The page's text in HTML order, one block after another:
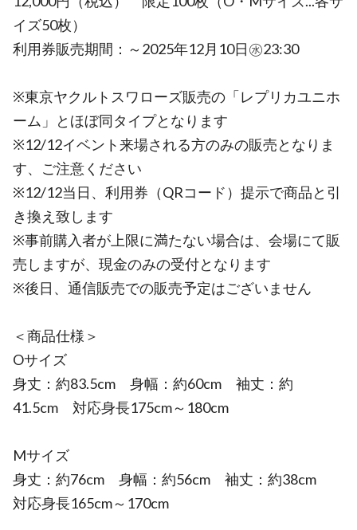
イズ50枚）
利用券販売期間：～2025年12月10日㊌23:30
※東京ヤクルトスワローズ販売の「レプリカユニホ
ーム」とほぼ同タイプとなります
※12/12イベント来場される方のみの販売となりま
す、ご注意ください
※12/12当日、利用券（QRコード）提示で商品と引
き換え致します
※事前購入者が上限に満たない場合は、会場にて販
売しますが、現金のみの受付となります
※後日、通信販売での販売予定はございません
＜商品仕様＞
Oサイズ
身丈：約83.5cm 身幅：約60cm 袖丈：約
41.5cm 対応身長175cm～180cm
Mサイズ
身丈：約76cm 身幅：約56cm 袖丈：約38cm
対応身長165cm～170cm